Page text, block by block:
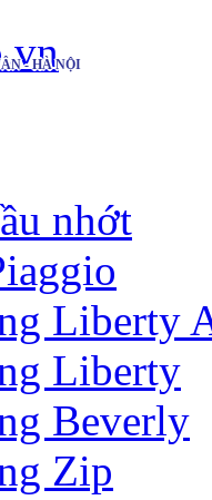
- HÀ NỘI
nhớt
Liberty
Liberty
Beverly
Zip